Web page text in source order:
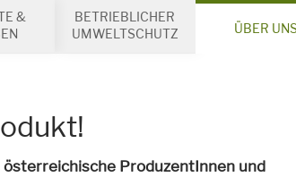
&
BETRIEBLICHER
UMWELTSCHUTZ
ÜBER
ProduzentInnen und